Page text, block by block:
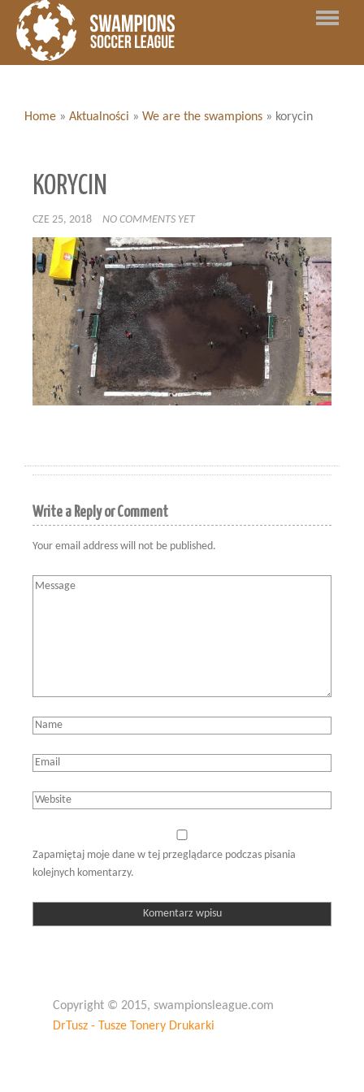
Home » Aktualności » We are the swampions » korycin
KORYCIN
CZE 25, 2018 NO COMMENTS YET
Write a Reply or Comment
Your email address will not be published.
Zapamiętaj moje dane w tej przeglądarce podczas pisania
kolejnych komentarzy.
Copyright © 2015, swampionsleague.com
DrTusz - Tusze Tonery Drukarki